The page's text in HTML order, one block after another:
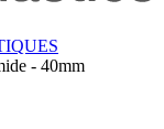
- 40mm